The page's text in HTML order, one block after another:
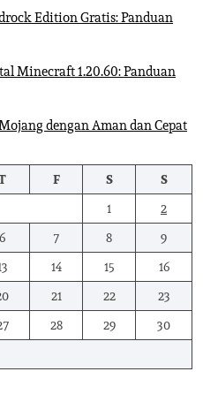
Edition Gratis: Panduan
Minecraft 1.20.60: Panduan
dengan Aman dan Cepat
F S
S
1
2
6 7 8
9
14 15
16
21 22
23
28 29
30